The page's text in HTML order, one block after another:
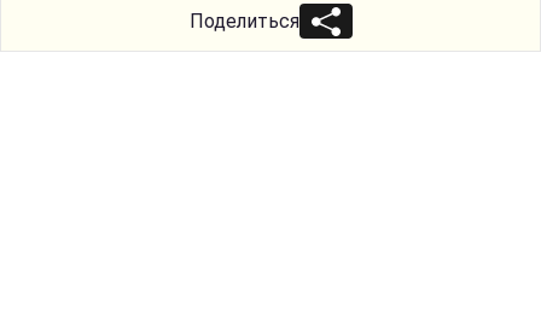
Поделиться